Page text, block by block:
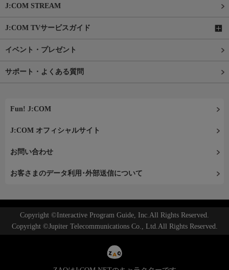
J:COM STREAM
J:COM TVサービスガイド
イベント・プレゼント
サポート・よくある質問
Fun! J:COM
J:COM オフィシャルサイト
お問い合わせ
お客さまのデータ利用･外部送信について
Copyright ©Interactive Program Guide, Inc.All Rights Reserved.
Copyright ©Jupiter Telecommunications Co., Ltd.All Rights Reserved.